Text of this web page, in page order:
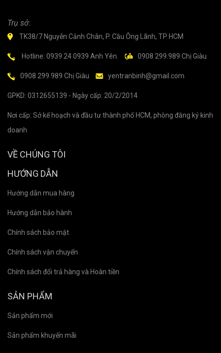
Trụ sở:
TK38/7 Nguyễn Cảnh Chân, P. Cầu Ông Lãnh, TP HCM
Hotline: 0939 24 0939 Anh Yên. 0908 299.989 Chị Giàu
0908 299.989 Chị Giàu yentranbinh@gmail.com
GPKD: 0312655139 - Ngày cấp: 20/2/2014
Nơi cấp: Sở kế hoạch và đầu tư thành phố HCM, phòng đăng ký kinh
doanh
VỀ CHÚNG TÔI
HƯỚNG DẪN
Hướng dẫn mua hàng
Hướng dẫn bảo hành
Chính sách bảo mật
Chính sách vận chuyển
Chính sách đổi trả hàng và Hoàn tiền
SẢN PHẨM
Sản phẩm mới
Sản phẩm khuyến mãi